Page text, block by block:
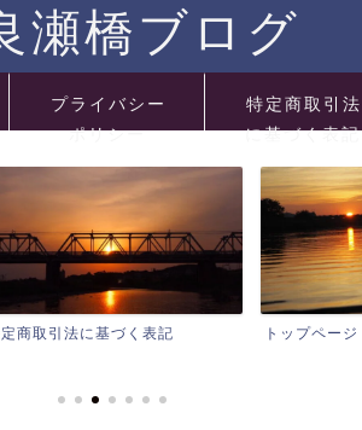
瀬橋ブログ
プライバシー
ポリシー
特定商取引法
に基づく表記
プページ：ブログ総索引 ブログ一覧